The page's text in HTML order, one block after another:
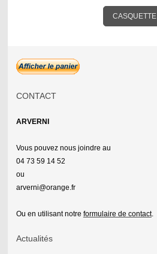
CASQUETTE
CONTACT
ARVERNI
Vous pouvez nous joindre au
04 73 59 14 52
ou
arverni@orange.fr
Ou en utilisant notre formulaire de contact.
Actualités